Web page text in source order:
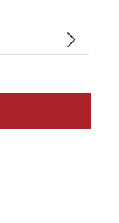
arrow_forward_ios